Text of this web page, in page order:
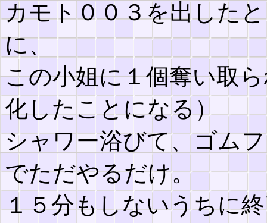
カモト００３を出した
に、
この小姐に１個奪い取
化したことになる）
シャワー浴びて、ゴム
でただやるだけ。
１５分もしないうちに